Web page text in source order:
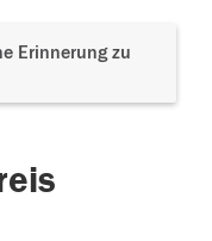
Erinnerung zu